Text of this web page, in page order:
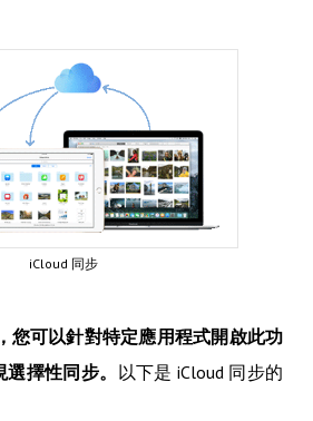
iCloud 同步
您可以針對特定應用程式開啟此功
擇性同步。 以下是 iCloud 同步的